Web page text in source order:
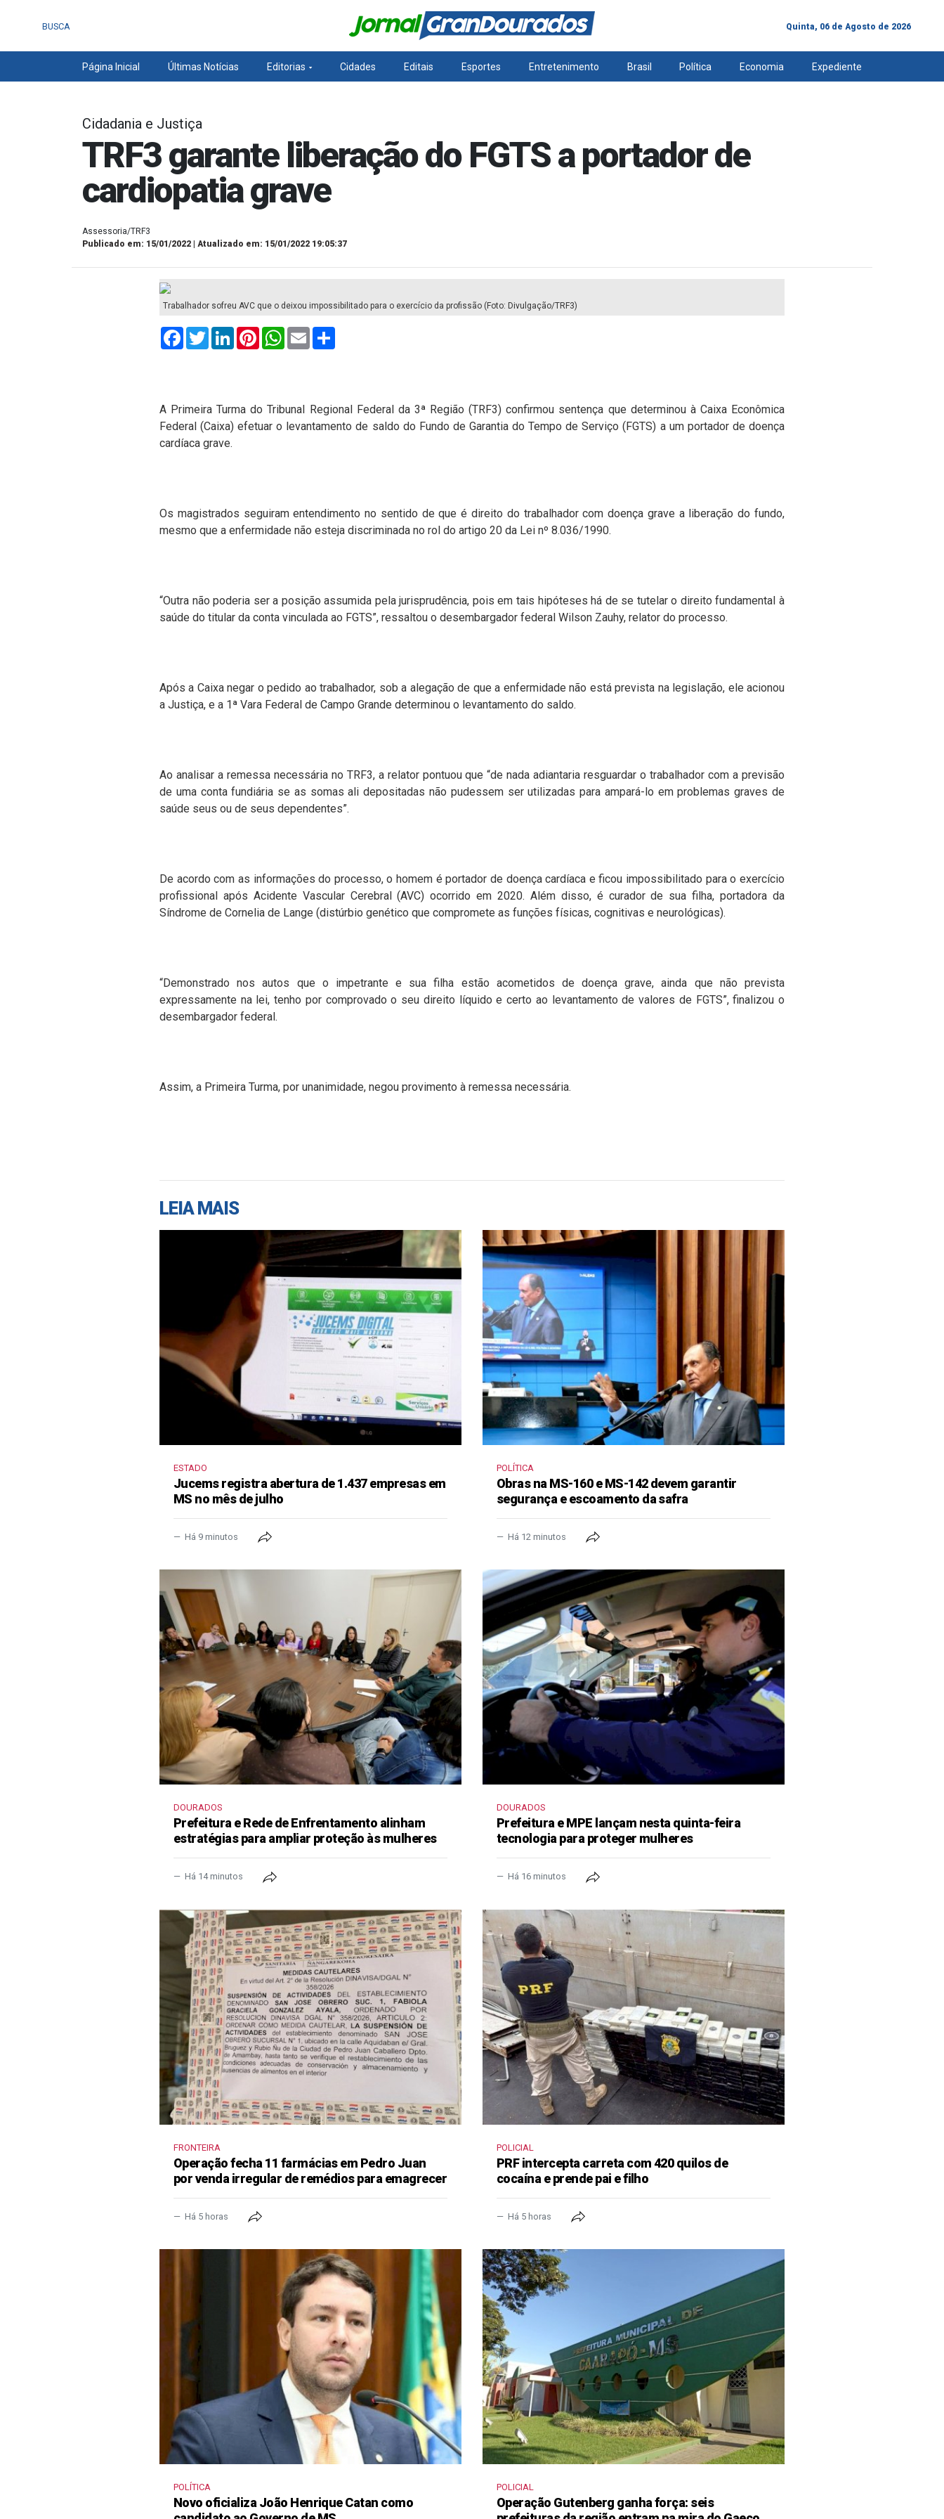
BUSCA Quinta, 06 de Agosto de 2026
Página Inicial Últimas Notícias Editorias Cidades Editais Esportes Entretenimento Brasil Política Economia Expediente
Cidadania e Justiça
TRF3 garante liberação do FGTS a portador de
cardiopatia grave
Assessoria/TRF3
Publicado em: 15/01/2022 | Atualizado em: 15/01/2022 19:05:37
Trabalhador sofreu AVC que o deixou impossibilitado para o exercício da profissão (Foto: Divulgação/TRF3)
FacebookTwitterLinkedInPinterestWhatsApp
Email
A Primeira Turma do Tribunal Regional Federal da 3ª Região (TRF3) confirmou sentença que determinou à Caixa Econômica
Federal (Caixa) efetuar o levantamento de saldo do Fundo de Garantia do Tempo de Serviço (FGTS) a um portador de doença
cardíaca grave.
Os magistrados seguiram entendimento no sentido de que é direito do trabalhador com doença grave a liberação do fundo,
mesmo que a enfermidade não esteja discriminada no rol do artigo 20 da Lei nº 8.036/1990.
“Outra não poderia ser a posição assumida pela jurisprudência, pois em tais hipóteses há de se tutelar o direito fundamental à
saúde do titular da conta vinculada ao FGTS”, ressaltou o desembargador federal Wilson Zauhy, relator do processo.
Após a Caixa negar o pedido ao trabalhador, sob a alegação de que a enfermidade não está prevista na legislação, ele acionou
a Justiça, e a 1ª Vara Federal de Campo Grande determinou o levantamento do saldo.
Ao analisar a remessa necessária no TRF3, a relator pontuou que “de nada adiantaria resguardar o trabalhador com a previsão
de uma conta fundiária se as somas ali depositadas não pudessem ser utilizadas para ampará-lo em problemas graves de
saúde seus ou de seus dependentes”.
De acordo com as informações do processo, o homem é portador de doença cardíaca e ficou impossibilitado para o exercício
profissional após Acidente Vascular Cerebral (AVC) ocorrido em 2020. Além disso, é curador de sua filha, portadora da
Síndrome de Cornelia de Lange (distúrbio genético que compromete as funções físicas, cognitivas e neurológicas).
“Demonstrado nos autos que o impetrante e sua filha estão acometidos de doença grave, ainda que não prevista
expressamente na lei, tenho por comprovado o seu direito líquido e certo ao levantamento de valores de FGTS”, finalizou o
desembargador federal.
Assim, a Primeira Turma, por unanimidade, negou provimento à remessa necessária.
LEIA MAIS
ESTADO
Jucems registra abertura de 1.437 empresas em
MS no mês de julho
Há 9 minutos
POLÍTICA
Obras na MS-160 e MS-142 devem garantir
segurança e escoamento da safra
Há 12 minutos
DOURADOS
Prefeitura e Rede de Enfrentamento alinham
estratégias para ampliar proteção às mulheres
Há 14 minutos
DOURADOS
Prefeitura e MPE lançam nesta quinta-feira
tecnologia para proteger mulheres
Há 16 minutos
FRONTEIRA
Operação fecha 11 farmácias em Pedro Juan
por venda irregular de remédios para emagrecer
Há 5 horas
POLICIAL
PRF intercepta carreta com 420 quilos de
cocaína e prende pai e filho
Há 5 horas
POLÍTICA
Novo oficializa João Henrique Catan como
POLICIAL
Operação Gutenberg ganha força: seis